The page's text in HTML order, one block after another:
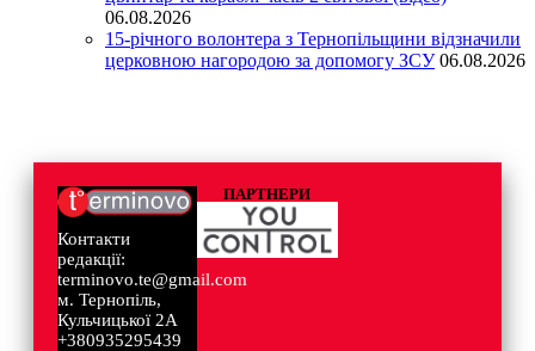
06.08.2026
15-річного волонтера з Тернопільщини відзначили
церковною нагородою за допомогу ЗСУ 06.08.2026
Контакти
редакції:
terminovo.te@gmail.com
м. Тернопіль,
Кульчицької 2А
+380935295439
ПАРТНЕРИ